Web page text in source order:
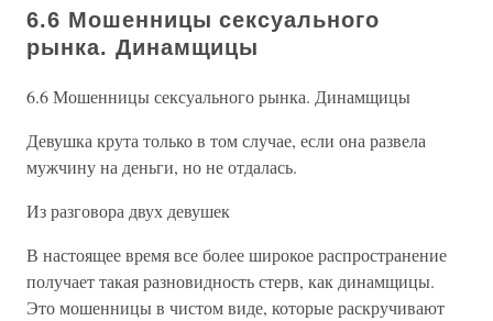
6.6 Мошенницы сексуального
рынка. Динамщицы
6.6 Мошенницы сексуального рынка. Динамщицы
Девушка крута только в том случае, если она развела
мужчину на деньги, но не отдалась.
Из разговора двух девушек
В настоящее время все более широкое распространение
получает такая разновидность стерв, как динамщицы.
Это мошенницы в чистом виде, которые раскручивают